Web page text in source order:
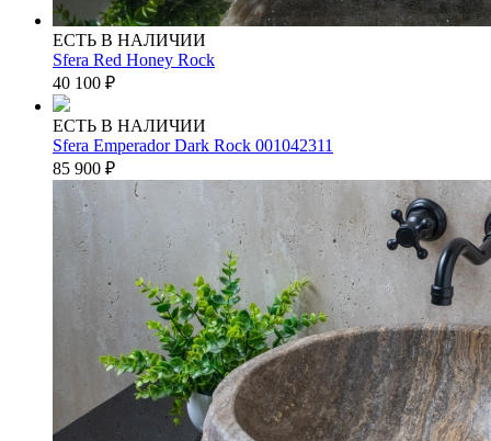
ЕСТЬ В НАЛИЧИИ
Sfera Red Honey Rock
40 100 ₽
ЕСТЬ В НАЛИЧИИ
Sfera Emperador Dark Rock 001042311
85 900 ₽